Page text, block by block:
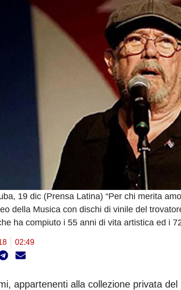
19 dic (Prensa Latina) “Per chi merita
della Musica con dischi di vinile del
ha compiuto i 55 anni di vita artistica ed i
02:49
appartenenti alla collezione privata del